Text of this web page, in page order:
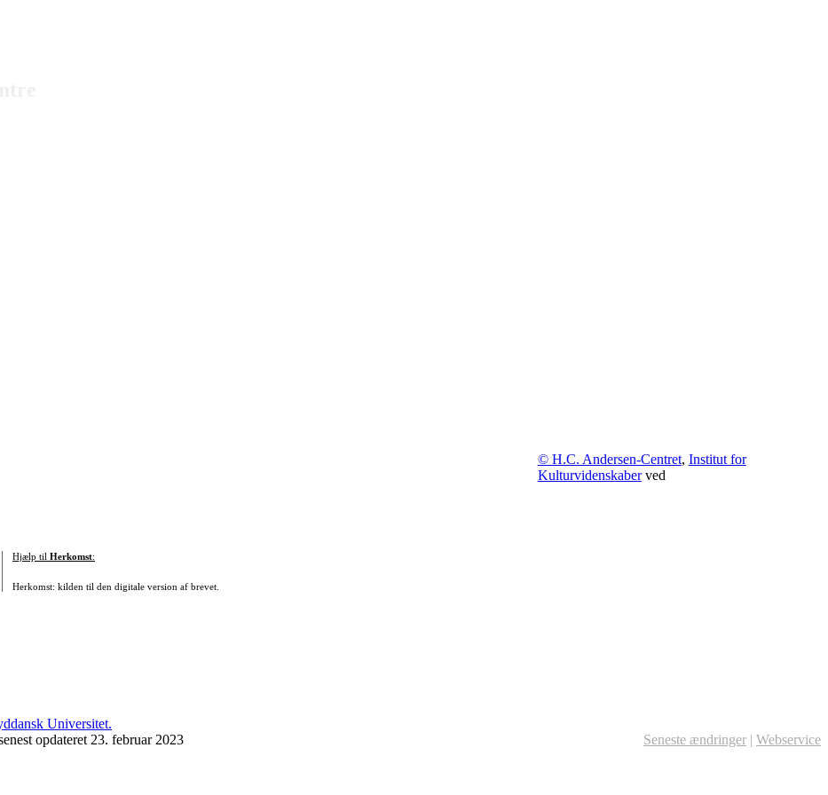
Hjælp til Herkomst:
Herkomst: kilden til den digitale version af brevet.
© H.C. Andersen-Centret, Institut for
Kulturvidenskaberved
opdateret 23. februar 2023 Seneste ændringer | Webservice